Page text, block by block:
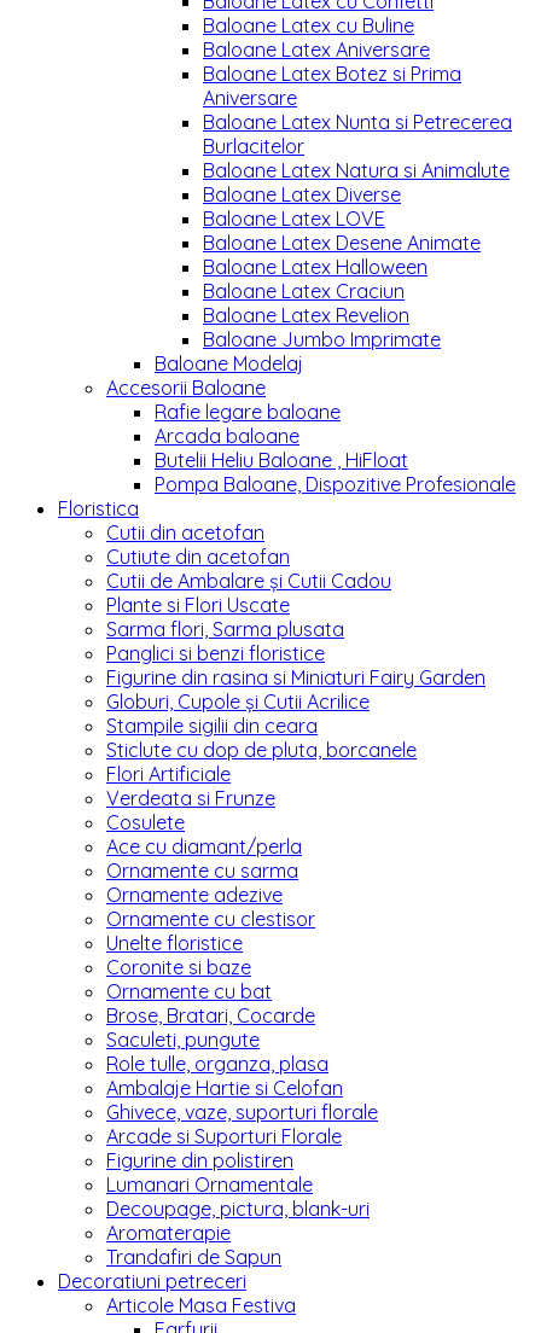
Baloane Latex cu Buline
Baloane Latex Aniversare
Baloane Latex Botez si Prima
Aniversare
Baloane Latex Nunta si Petrecerea
Burlacitelor
Baloane Latex Natura si Animalute
Baloane Latex Diverse
Baloane Latex LOVE
Baloane Latex Desene Animate
Baloane Latex Halloween
Baloane Latex Craciun
Baloane Latex Revelion
Baloane Jumbo Imprimate
Baloane Modelaj
Accesorii Baloane
Rafie legare baloane
Arcada baloane
Butelii Heliu Baloane , HiFloat
Pompa Baloane, Dispozitive Profesionale
Floristica
Cutii din acetofan
Cutiute din acetofan
Cutii de Ambalare și Cutii Cadou
Plante si Flori Uscate
Sarma flori, Sarma plusata
Panglici si benzi floristice
Figurine din rasina si Miniaturi Fairy Garden
Globuri, Cupole și Cutii Acrilice
Stampile sigilii din ceara
Sticlute cu dop de pluta, borcanele
Flori Artificiale
Verdeata si Frunze
Cosulete
Ace cu diamant/perla
Ornamente cu sarma
Ornamente adezive
Ornamente cu clestisor
Unelte floristice
Coronite si baze
Ornamente cu bat
Brose, Bratari, Cocarde
Saculeti, pungute
Role tulle, organza, plasa
Ambalaje Hartie si Celofan
Ghivece, vaze, suporturi florale
Arcade si Suporturi Florale
Figurine din polistiren
Lumanari Ornamentale
Decoupage, pictura, blank-uri
Aromaterapie
Trandafiri de Sapun
Decoratiuni petreceri
Articole Masa Festiva